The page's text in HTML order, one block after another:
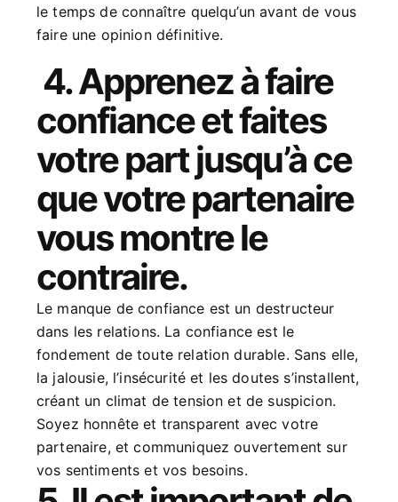
le temps de connaître quelqu’un avant de vous
faire une opinion définitive.
4. Apprenez à faire
confiance et faites
votre part jusqu’à ce
que votre partenaire
vous montre le
contraire.
Le manque de confiance est un destructeur
dans les relations. La confiance est le
fondement de toute relation durable. Sans elle,
la jalousie, l’insécurité et les doutes s’installent,
créant un climat de tension et de suspicion.
Soyez honnête et transparent avec votre
partenaire, et communiquez ouvertement sur
vos sentiments et vos besoins.